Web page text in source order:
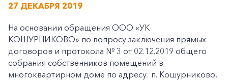
27 ДЕКАБРЯ 2019
На основании обращения ООО «УК
КОШУРНИКОВО» по вопросу заключения прямых
договоров и протокола № 3 от 02.12.2019 общего
собрания собственников помещений в
многоквартирном доме по адресу: п. Кошурниково,